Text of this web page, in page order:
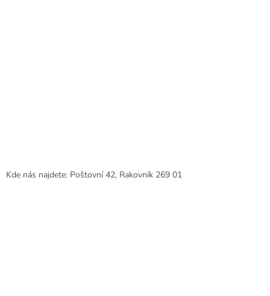
Kde nás najdete: Poštovní 42, Rakovník 269 01